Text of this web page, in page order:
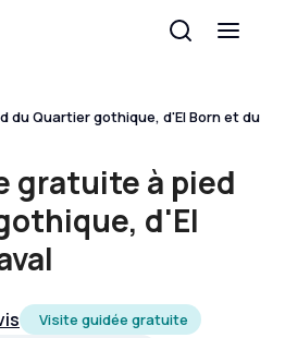
du Quartier gothique, d'El Born et du
gratuite à pied
d'El
Visite guidée gratuite